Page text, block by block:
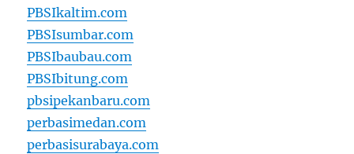
PBSIkaltim.com
PBSIsumbar.com
PBSIbaubau.com
PBSIbitung.com
pbsipekanbaru.com
perbasimedan.com
perbasisurabaya.com